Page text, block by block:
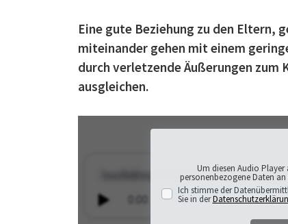
Eine gute Beziehung zu den Eltern,
miteinander gehen mit einem
durch verletzende Äußerungen
ausgleichen.
Um diesen Audio
personenbezogene Daten
Ich stimme der
Sie in der